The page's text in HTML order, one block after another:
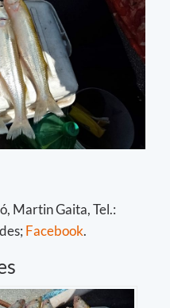
Martin Gaita, Tel.:
Facebook.